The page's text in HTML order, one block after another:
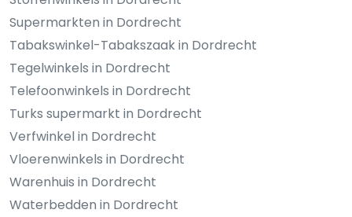
Supermarkten in Dordrecht
Tabakswinkel-Tabakszaak in Dordrecht
Tegelwinkels in Dordrecht
Telefoonwinkels in Dordrecht
Turks supermarkt in Dordrecht
Verfwinkel in Dordrecht
Vloerenwinkels in Dordrecht
Warenhuis in Dordrecht
Waterbedden in Dordrecht